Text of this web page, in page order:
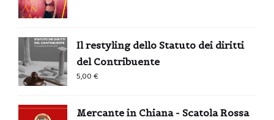
Il restyling dello Statuto dei diritti
del Contribuente
5,00€
Mercante in Chiana - Scatola Rossa